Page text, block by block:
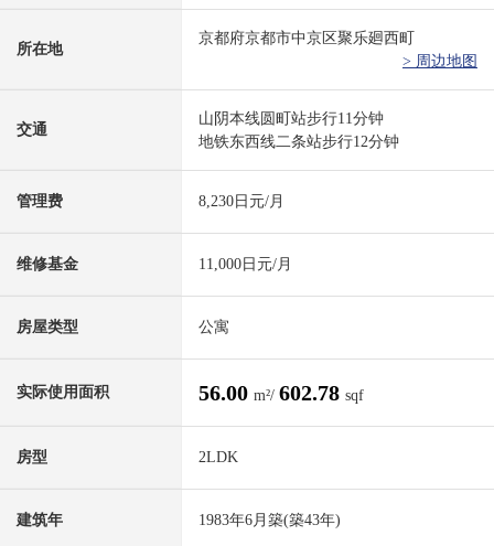
所在地
京都府京都市中京区聚乐廻西町
> 周边地图
交通
山阴本线圆町站步行11分钟
地铁东西线二条站步行12分钟
管理费 8,230日元/月
维修基金 11,000日元/月
房屋类型 公寓
实际使用面积 56.00 m²/ 602.78 sqf
房型 2LDK
建筑年 1983年6月築(築43年)